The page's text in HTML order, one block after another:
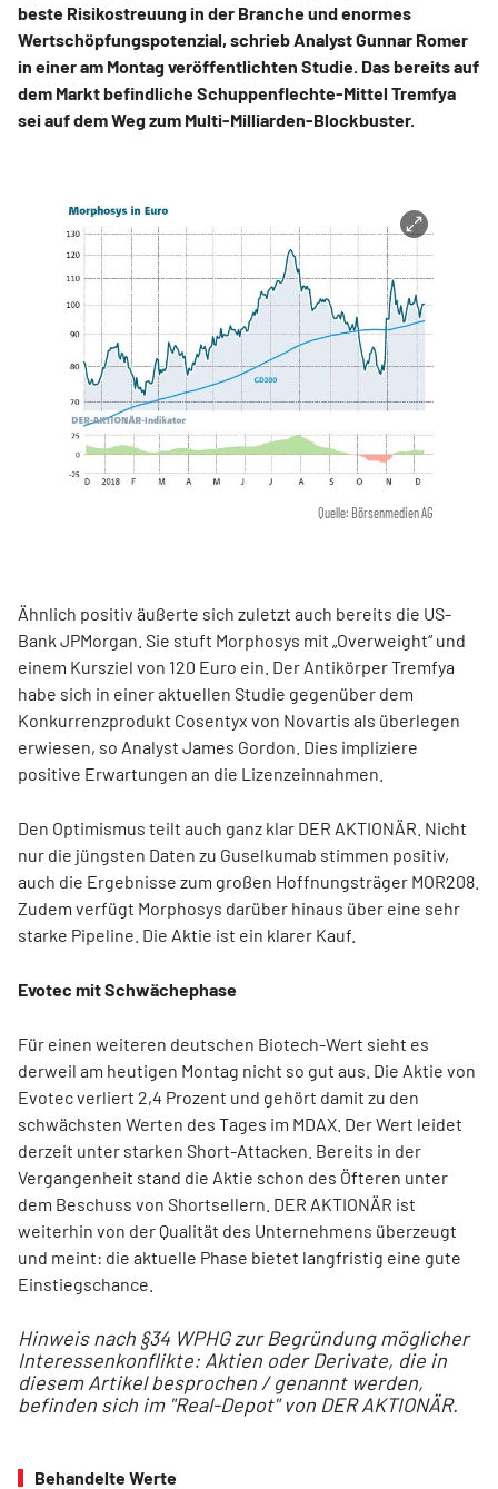
beste Risikostreuung in der Branche und enormes
Wertschöpfungspotenzial, schrieb Analyst Gunnar Romer
in einer am Montag veröffentlichten Studie. Das bereits auf
dem Markt befindliche Schuppenflechte-Mittel Tremfya
sei auf dem Weg zum Multi-Milliarden-Blockbuster.
Quelle: Börsenmedien AG
Ähnlich positiv äußerte sich zuletzt auch bereits die US-
Bank JPMorgan. Sie stuft Morphosys mit „Overweight“ und
einem Kursziel von 120 Euro ein. Der Antikörper Tremfya
habe sich in einer aktuellen Studie gegenüber dem
Konkurrenzprodukt Cosentyx von Novartis als überlegen
erwiesen, so Analyst James Gordon. Dies impliziere
positive Erwartungen an die Lizenzeinnahmen.
Den Optimismus teilt auch ganz klar DER AKTIONÄR. Nicht
nur die jüngsten Daten zu Guselkumab stimmen positiv,
auch die Ergebnisse zum großen Hoffnungsträger MOR208.
Zudem verfügt Morphosys darüber hinaus über eine sehr
starke Pipeline. Die Aktie ist ein klarer Kauf.
Evotec mit Schwächephase
Für einen weiteren deutschen Biotech-Wert sieht es
derweil am heutigen Montag nicht so gut aus. Die Aktie von
Evotec verliert 2,4 Prozent und gehört damit zu den
schwächsten Werten des Tages im MDAX. Der Wert leidet
derzeit unter starken Short-Attacken. Bereits in der
Vergangenheit stand die Aktie schon des Öfteren unter
dem Beschuss von Shortsellern. DER AKTIONÄR ist
weiterhin von der Qualität des Unternehmens überzeugt
und meint: die aktuelle Phase bietet langfristig eine gute
Einstiegschance.
Hinweis nach §34 WPHG zur Begründung möglicher
Interessenkonflikte: Aktien oder Derivate, die in
diesem Artikel besprochen / genannt werden,
befinden sich im "Real-Depot" von DER AKTIONÄR.
Behandelte Werte